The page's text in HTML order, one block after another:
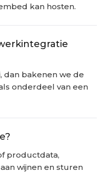
kan hosten.
dan bakenen we de
onderdeel van een
productdata,
wijnen en sturen